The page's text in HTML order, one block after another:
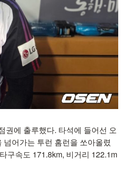
권에 출루했다. 타석에 들어선 오
어가는 투런 홈런을 쏘아올렸
구속도 171.8km, 비거리 122.1m